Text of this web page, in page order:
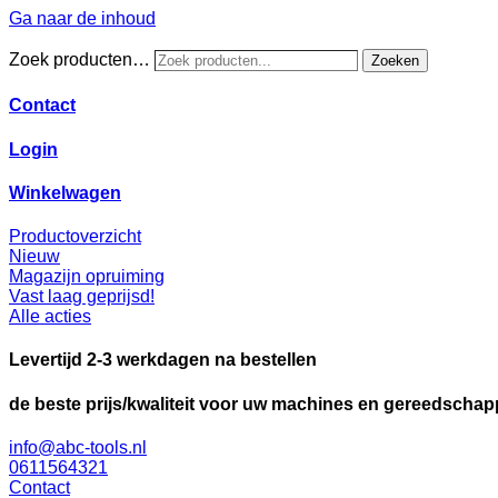
Ga naar de inhoud
Zoek producten… Zoeken
Contact
Login
Winkelwagen
Productoverzicht
Nieuw
Magazijn opruiming
Vast laag geprijsd!
Alle acties
Levertijd 2-3 werkdagen na bestellen
de beste prijs/kwaliteit voor uw machines en
info@abc-tools.nl
0611564321
Contact